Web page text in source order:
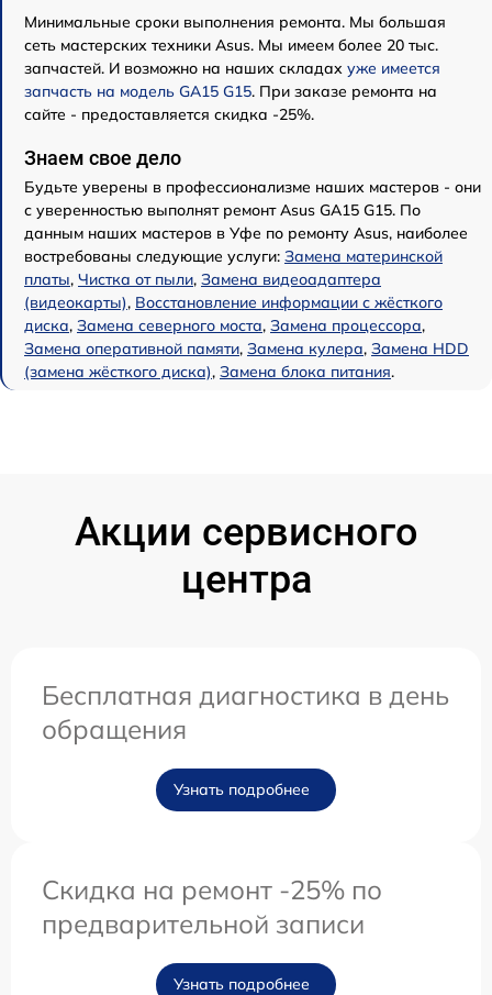
Минимальные сроки выполнения ремонта. Мы большая
сеть мастерских техники Asus. Мы имеем более 20 тыс.
запчастей. И возможно на наших складах уже имеется
запчасть на модель GA15 G15. При заказе ремонта на
сайте - предоставляется скидка -25%.
Знаем свое дело
Будьте уверены в профессионализме наших мастеров - они
с уверенностью выполнят ремонт Asus GA15 G15. По
данным наших мастеров в Уфе по ремонту Asus, наиболее
востребованы следующие услуги: Замена материнской
платы, Чистка от пыли, Замена видеоадаптера
(видеокарты), Восстановление информации с жёсткого
диска, Замена северного моста, Замена процессора,
Замена оперативной памяти, Замена кулера, Замена HDD
(замена жёсткого диска), Замена блока питания.
Акции сервисного
центра
Бесплатная диагностика в день
обращения
Узнать подробнее
Скидка на ремонт -25% по
предварительной записи
Узнать подробнее